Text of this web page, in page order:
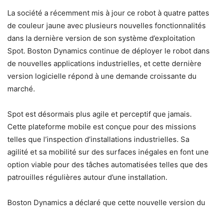
La société a récemment mis à jour ce robot à quatre pattes
de couleur jaune avec plusieurs nouvelles fonctionnalités
dans la dernière version de son système d’exploitation
Spot. Boston Dynamics continue de déployer le robot dans
de nouvelles applications industrielles, et cette dernière
version logicielle répond à une demande croissante du
marché.
Spot est désormais plus agile et perceptif que jamais.
Cette plateforme mobile est conçue pour des missions
telles que l’inspection d’installations industrielles. Sa
agilité et sa mobilité sur des surfaces inégales en font une
option viable pour des tâches automatisées telles que des
patrouilles régulières autour d’une installation.
Boston Dynamics a déclaré que cette nouvelle version du